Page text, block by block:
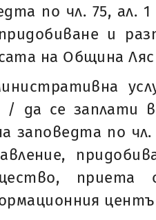
по чл. 75, ал.
и
на Община
/ да се заплати
заповедта по